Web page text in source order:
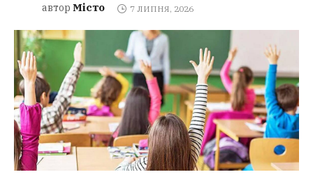
автор Місто 7 ЛИПНЯ, 2026